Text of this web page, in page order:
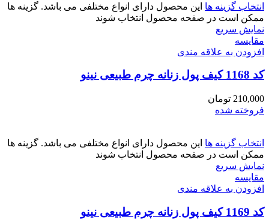
انتخاب گزینه ها این محصول دارای انواع مختلفی می باشد. گزینه ها
ممکن است در صفحه محصول انتخاب شوند
نمایش سریع
مقايسه
افزودن به علاقه مندی
کد 1168 کیف پول زنانه چرم طبیعی نینو
210,000 تومان
فروخته شده
انتخاب گزینه ها این محصول دارای انواع مختلفی می باشد. گزینه ها
ممکن است در صفحه محصول انتخاب شوند
نمایش سریع
مقايسه
افزودن به علاقه مندی
کد 1169 کیف پول زنانه چرم طبیعی نینو